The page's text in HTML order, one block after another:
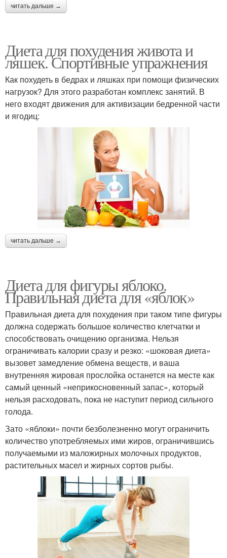
читать дальше →
Диета для похудения живота и
ляшек. Спортивные упражнения
Как похудеть в бедрах и ляшках при помощи физических
нагрузок? Для этого разработан комплекс занятий. В
него входят движения для активизации бедренной части
и ягодиц:
читать дальше →
Диета для фигуры яблоко.
Правильная диета для «яблок»
Правильная диета для похудения при таком типе фигуры
должна содержать большое количество клетчатки и
способствовать очищению организма. Нельзя
ограничивать калории сразу и резко: «шоковая диета»
вызовет замедление обмена веществ, и ваша
внутренняя жировая прослойка останется на месте как
самый ценный «неприкосновенный запас», который
нельзя расходовать, пока не наступит период сильного
голода.
Зато «яблоки» почти безболезненно могут ограничить
количество употребляемых ими жиров, ограничившись
получаемыми из маложирных молочных продуктов,
растительных масел и жирных сортов рыбы.